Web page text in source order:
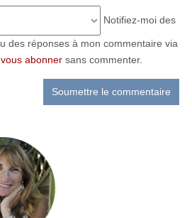
Notifiez-moi des
des réponses à mon commentaire via
vous abonnersans commenter.